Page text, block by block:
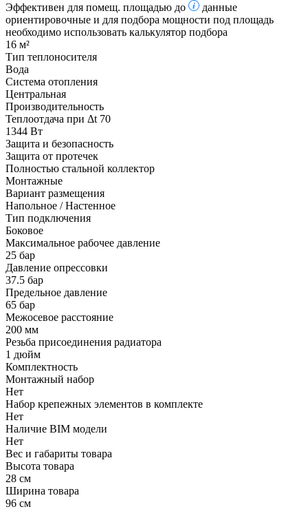
Эффективен для помещ. площадью до
данные
ориентировочные и для подбора мощности под площадь
необходимо использовать калькулятор подбора
16 м²
Тип теплоносителя
Вода
Система отопления
Центральная
Производительность
Теплоотдача при Δt 70
1344 Вт
Защита и безопасность
Защита от протечек
Полностью стальной коллектор
Монтажные
Вариант размещения
Напольное / Настенное
Тип подключения
Боковое
Максимальное рабочее давление
25 бар
Давление опрессовки
37.5 бар
Предельное давление
65 бар
Межосевое расстояние
200 мм
Резьба присоединения радиатора
1 дюйм
Комплектность
Монтажный набор
Нет
Набор крепежных элементов в комплекте
Нет
Наличие BIM модели
Нет
Вес и габариты товара
Высота товара
28 см
Ширина товара
96 см